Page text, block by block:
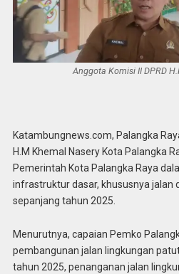
Anggota Komisi II DPRD
Katambungnews.com, Palangka
H.M Khemal Nasery Kota Palangka
Pemerintah Kota Palangka Raya
infrastruktur dasar, khususnya jalan
sepanjang tahun 2025.
Menurutnya, capaian Pemko
pembangunan jalan lingkungan
tahun 2025, penanganan jalan